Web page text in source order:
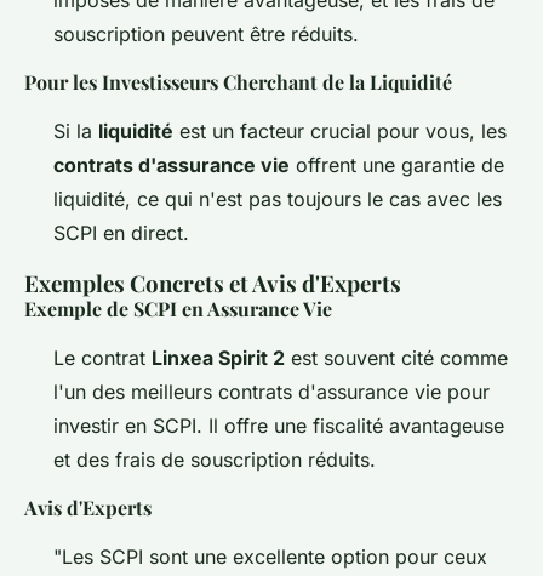
souscription peuvent être réduits.
Pour les Investisseurs Cherchant de la Liquidité
Si la liquidité est un facteur crucial pour vous, les
contrats d'assurance vie offrent une garantie de
liquidité, ce qui n'est pas toujours le cas avec les
SCPI en direct.
Exemples Concrets et Avis d'Experts
Exemple de SCPI en Assurance Vie
Le contrat Linxea Spirit 2 est souvent cité comme
l'un des meilleurs contrats d'assurance vie pour
investir en SCPI. Il offre une fiscalité avantageuse
et des frais de souscription réduits.
Avis d'Experts
"Les SCPI sont une excellente option pour ceux